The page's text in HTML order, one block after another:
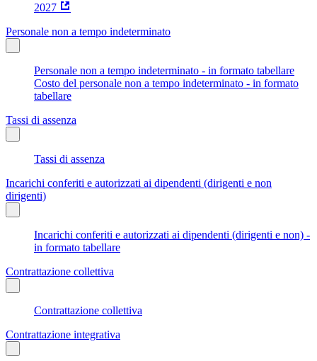
2027
Personale non a tempo indeterminato
Personale non a tempo indeterminato - in formato tabellare
Costo del personale non a tempo indeterminato - in formato
tabellare
Tassi di assenza
Tassi di assenza
Incarichi conferiti e autorizzati ai dipendenti (dirigenti e non
dirigenti)
Incarichi conferiti e autorizzati ai dipendenti (dirigenti e non) -
in formato tabellare
Contrattazione collettiva
Contrattazione collettiva
Contrattazione integrativa